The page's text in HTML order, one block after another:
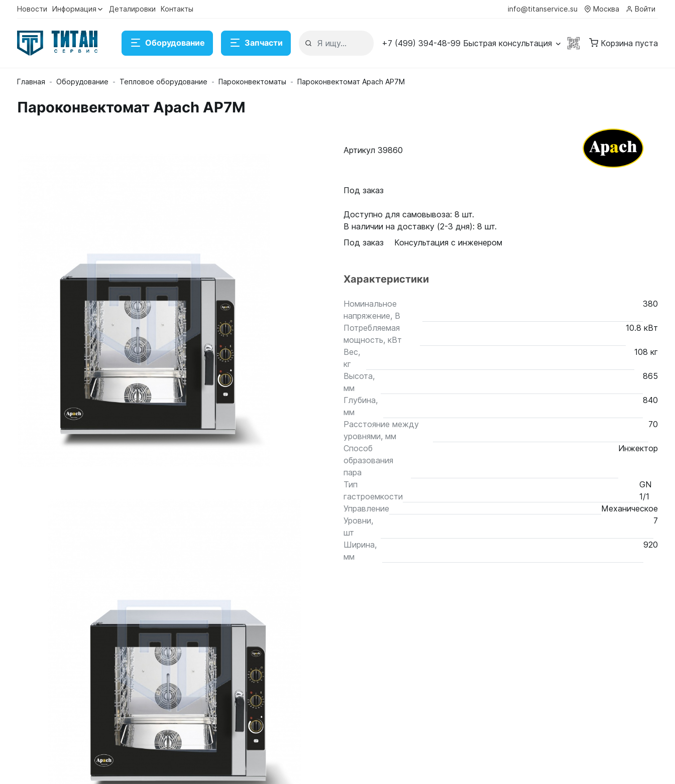
Новости Информация Деталировки Контакты info@titanservice.su Москва Войти
Оборудование Запчасти +7 (499) 394-48-99 Быстрая консультация Корзина пуста
Главная Оборудование Тепловое оборудование Пароконвектоматы Пароконвектомат Apach AP7M
Пароконвектомат Apach AP7M
Артикул 39860
Под заказ
Доступно для самовывоза: 8 шт.
В наличии на доставку (2-3 дня): 8 шт.
Под заказ
Консультация с инженером
Характеристики
Номинальное
напряжение, В
380
Потребляемая
мощность, кВт
10.8 кВт
Вес,
кг
108 кг
Высота,
мм
865
Глубина,
мм
840
Расстояние между
уровнями, мм
70
Способ
образования
пара
Инжектор
Тип
гастроемкости
GN
1/1
Управление
Механическое
Уровни,
шт
7
Ширина,
мм
920